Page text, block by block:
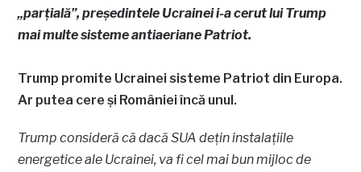
„parțială”, președintele Ucrainei i-a cerut lui Trump
mai multe sisteme antiaeriane Patriot.
Trump promite Ucrainei sisteme Patriot din Europa.
Ar putea cere și României încă unul.
Trump consideră că dacă SUA dețin instalațiile
energetice ale Ucrainei, va fi cel mai bun mijloc de